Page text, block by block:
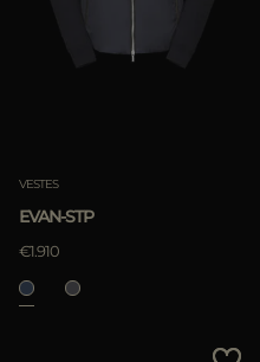
VESTES
EVAN-STP
€1.910